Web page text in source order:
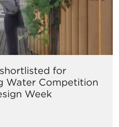
for
Water Competition
Week